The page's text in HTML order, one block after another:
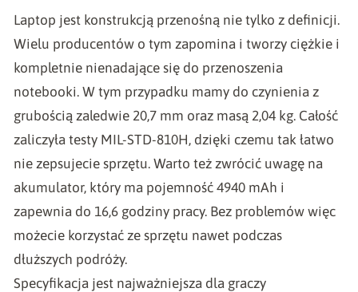
Laptop jest konstrukcją przenośną nie tylko z definicji.
Wielu producentów o tym zapomina i tworzy ciężkie i
kompletnie nienadające się do przenoszenia
notebooki. W tym przypadku mamy do czynienia z
grubością zaledwie 20,7 mm oraz masą 2,04 kg. Całość
zaliczyła testy MIL-STD-810H, dzięki czemu tak łatwo
nie zepsujecie sprzętu. Warto też zwrócić uwagę na
akumulator, który ma pojemność 4940 mAh i
zapewnia do 16,6 godziny pracy. Bez problemów więc
możecie korzystać ze sprzętu nawet podczas
dłuższych podróży.
Specyfikacja jest najważniejsza dla graczy